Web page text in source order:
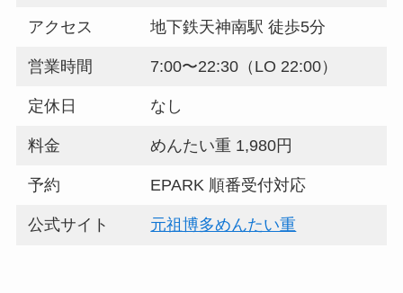
アクセス 地下鉄天神南駅 徒歩5分
営業時間 7:00〜22:30（LO 22:00）
定休日 なし
料金 めんたい重 1,980円
予約 EPARK 順番受付対応
公式サイト 元祖博多めんたい重